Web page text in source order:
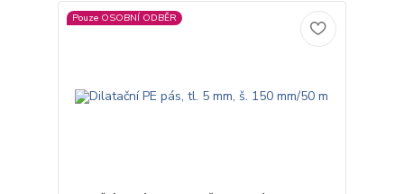
Pouze OSOBNÍ ODBĚR